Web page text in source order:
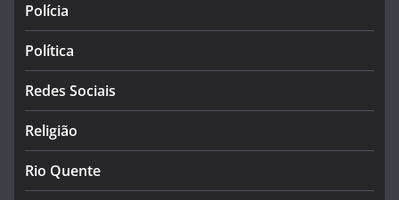
Polícia
Política
Redes Sociais
Religião
Rio Quente